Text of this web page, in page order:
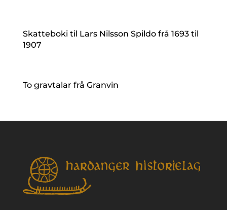
Skatteboki til Lars Nilsson Spildo frå 1693 til
1907
To gravtalar frå Granvin